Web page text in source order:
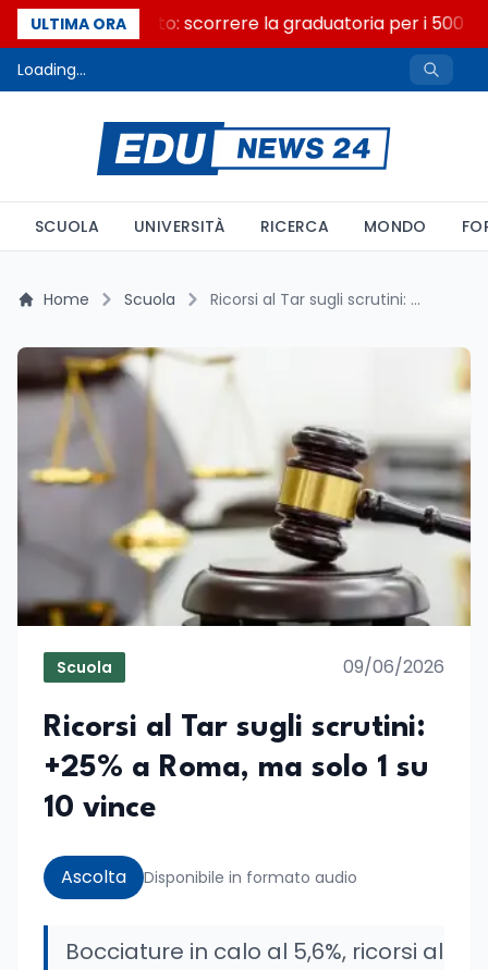
ULTIMA ORA
Consiglio di Stato: scorrere la graduatoria per i 500
Loading...
SCUOLA UNIVERSITÀ RICERCA MONDO
Home Scuola Ricorsi al Tar sugli scrutini: +25% a Roma, ma solo 1 su 10 vince
Scuola 09/06/2026
Ricorsi al Tar sugli scrutini:
+25% a Roma, ma solo 1 su
10 vince
Ascolta Disponibile in formato audio
Bocciature in calo al 5,6%, ricorsi al